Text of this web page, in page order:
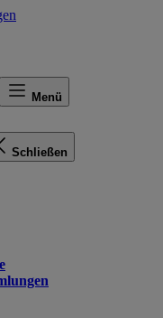
Menü
Schließen